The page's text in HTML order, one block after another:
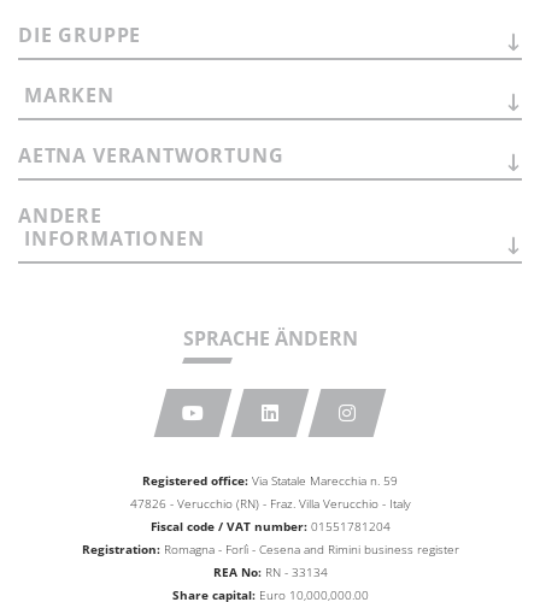
Registered office: Via Statale Marecchia n. 59
47826 - Verucchio (RN) - Fraz. Villa Verucchio - Italy
Fiscal code / VAT number: 01551781204
Registration: Romagna - Forlì - Cesena and Rimini business register
REA No: RN - 33134
Share capital: Euro 10,000,000.00
SPRACHE ÄNDERN
DIE GRUPPE
MARKEN
AETNA VERANTWORTUNG
ANDERE
INFORMATIONEN